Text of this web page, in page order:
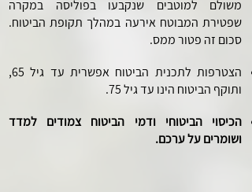
משולם למוטבים שנקבעו בפוליסה במקרה
שפטירת המבוטחאירעה במהלך תקופת הביטוח.
סכום זה פטור ממס.
הצטרפות לתכנית הביטוח אפשרית עד גיל 65,
ותוקף הביטוח הינו עד גיל 75.
הכיסוי הביטוחי ודמי הביטוח צמודים למדד
ושומרים על ערכם.